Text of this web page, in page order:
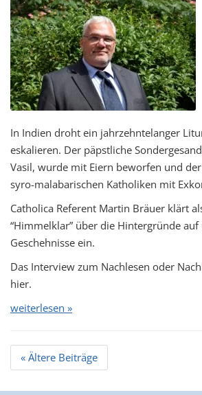
In Indien droht ein jahrzehntelanger
eskalieren. Der päpstliche
Vasil, wurde mit Eiern beworfen und
syro-malabarischen Katholiken mit
Catholica Referent Martin Bräuer klärt
“Himmelklar” über die Hintergründe
Geschehnisse ein.
Das Interview zum Nachlesen oder
hier.
weiterlesen »
Beitrags
Navigation
« Ältere Beiträge